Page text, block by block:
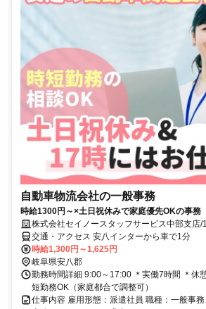
自動車物流会社の一般事務
時給1300円～×土日祝休みで家庭優先OKの事務
株式会社セイノースタッフサービス中部支店/
交通・アクセス 安八インターから車で1分
時給1,300円～1,625円
岐阜県安八郡
勤務時間詳細 9:00～17:00 ＊実働7時間 ＊休
短勤務OK（家庭都合で調整可）
仕事内容 雇用形態：派遣社員 職種：一般事